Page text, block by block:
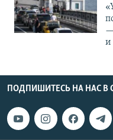
—
и
ПОДПИШИТЕСЬ НА НАС В